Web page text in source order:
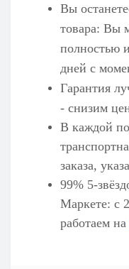
Вы
товара: Вы
полностью
дней с
Гарантия
- снизим
В каждой
заказа,
99% 5-
Маркете: с
работаем на